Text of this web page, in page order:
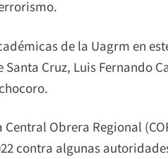
de la Uagrm en
Cruz, Luis Fernando
Obrera Regional
contra algunas